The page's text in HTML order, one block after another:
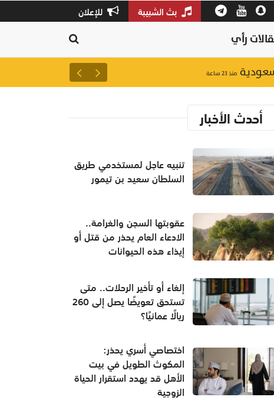
بث الشبيبة للإعلان
رأي
منذ ٢٣ ساعة تنبيه عاجل لمستخدمي طريق
أحدث الأخبار
تنبيه عاجل لمستخدمي طريق
السلطان سعيد بن تيمور
عقوبتها السجن والغرامة..
الادعاء العام يحذر من قتل أو
إيذاء هذه الحيوانات
إلغاء أو تأخير الرحلات.. متى
تستحق تعويضًا يصل إلى 260
ريالًا عمانيًا؟
اختصاصي أسري يحذر:
المكوث الطويل في بيت
الأهل قد يهدد استقرار الحياة
الزوجية